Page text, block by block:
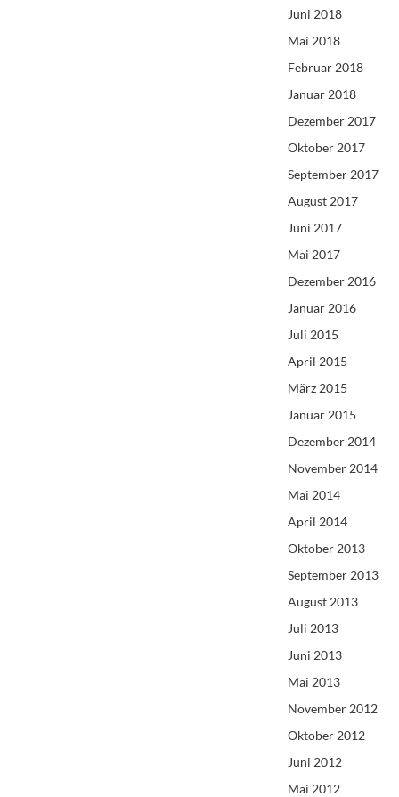
Juni 2018
Mai 2018
Februar 2018
Januar 2018
Dezember 2017
Oktober 2017
September 2017
August 2017
Juni 2017
Mai 2017
Dezember 2016
Januar 2016
Juli 2015
April 2015
März 2015
Januar 2015
Dezember 2014
November 2014
Mai 2014
April 2014
Oktober 2013
September 2013
August 2013
Juli 2013
Juni 2013
Mai 2013
November 2012
Oktober 2012
Juni 2012
Mai 2012